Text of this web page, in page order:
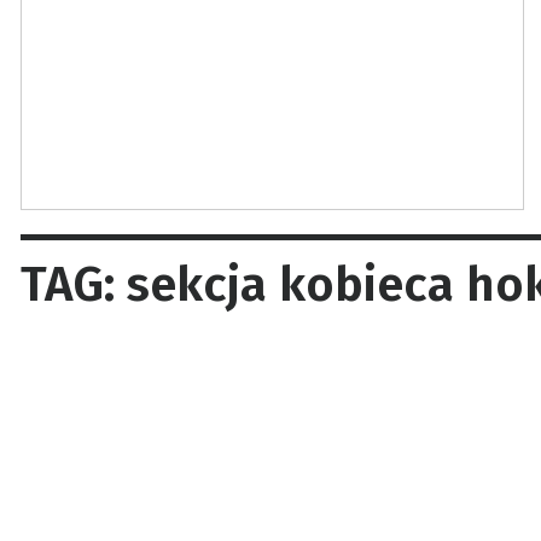
TAG: sekcja kobieca